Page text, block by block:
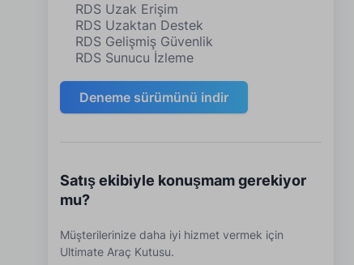
RDS Uzak Erişim
RDS Uzaktan Destek
RDS Gelişmiş Güvenlik
RDS Sunucu İzleme
Deneme sürümünü indir
Satış ekibiyle konuşmam gerekiyor
mu?
Müşterilerinize daha iyi hizmet vermek için
Ultimate Araç Kutusu.